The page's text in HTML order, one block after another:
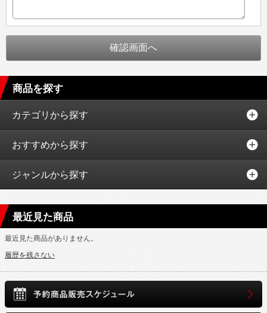
商品を探す
カテゴリから探す
おすすめから探す
ジャンルから探す
最近見た商品
最近見た商品がありません。
履歴を残さない